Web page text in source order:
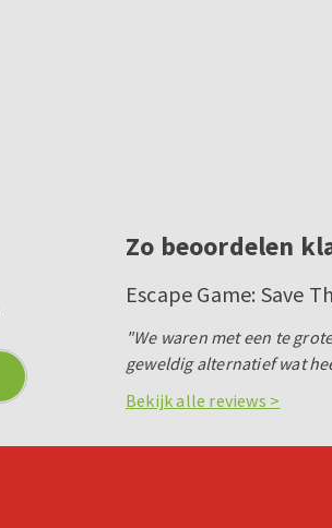
Zo beoordelen
Escape Game: Save
"We waren met een te
geweldig alternatief wat
Bekijk alle reviews >